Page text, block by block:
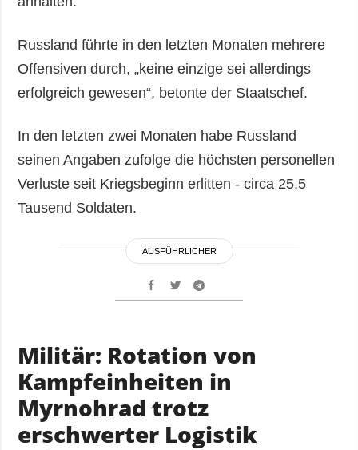
Russland führte in den letzten Monaten mehrere
Offensiven durch, „keine einzige sei allerdings
erfolgreich gewesen“, betonte der Staatschef.
In den letzten zwei Monaten habe Russland
seinen Angaben zufolge die höchsten personellen
Verluste seit Kriegsbeginn erlitten - circa 25,5
Tausend Soldaten.
AUSFÜHRLICHER
Militär: Rotation von
Kampfeinheiten in
Myrnohrad trotz
erschwerter Logistik